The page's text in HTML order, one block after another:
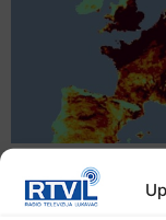
Prethodna vijest
Sljedeća vijest